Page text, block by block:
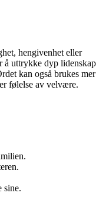
hengivenhet eller
å uttrykke dyp lidenskap
kan også brukes mer
følelse av velvære.
sine.